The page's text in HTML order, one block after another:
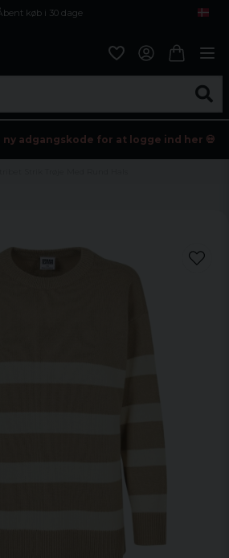
køb i 30 dage
ny adgangskode for at logge ind her 💀